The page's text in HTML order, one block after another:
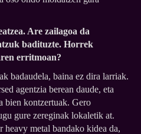
Are zailagoa da
badituzte. Horrek
erritmoan?
badaudela, baina ez dira larriak.
agentzia berean daude, eta
bien kontzertuak. Gero
gure zereginak lokaletik at.
metal bandako kidea da,